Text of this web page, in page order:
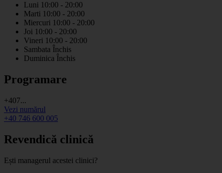
Luni 10:00 - 20:00
Marti 10:00 - 20:00
Miercuri 10:00 - 20:00
Joi 10:00 - 20:00
Vineri 10:00 - 20:00
Sambata Închis
Duminica Închis
Programare
+407...
Vezi numărul
+40 746 600 005
Revendică clinică
Ești managerul acestei clinici?